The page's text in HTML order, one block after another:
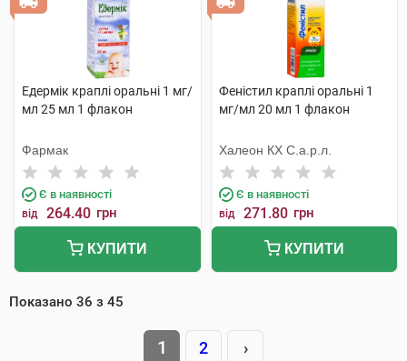
Едермік краплі оральні 1 мг/
мл 25 мл 1 флакон
Фармак
Є в наявності
від 264.40 грн
КУПИТИ
Феністил краплі оральні 1
мг/мл 20 мл 1 флакон
Халеон КХ С.а.р.л.
Є в наявності
від 271.80 грн
КУПИТИ
Показано 36 з 45
1 2 ›